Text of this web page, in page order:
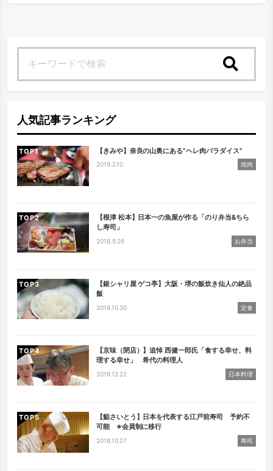
人気記事ランキング
TOP 【きみや】奈良の山奥にある”ヘレ肉パラダイス”
2019.2.10 焼肉
TOP
【根津 松本】日本一の魚屋が作る「のり弁当&ちら
し寿司」
2018.9.26 お弁当
TOP
【銀シャリ屋 ゲコ亭】大阪・堺の飯炊き仙人の絶品
飯
2018.10.30 定食
TOP
【京味（閉店）】追悼 西健一郎氏「食する幸せ、料
理する幸せ」 希代の料理人
2019.12.22 日本料理
TOP
【鮨さいとう】日本を代表する江戸前寿司 予約不
可能 ※会員制に移行
2018.10.27 寿司